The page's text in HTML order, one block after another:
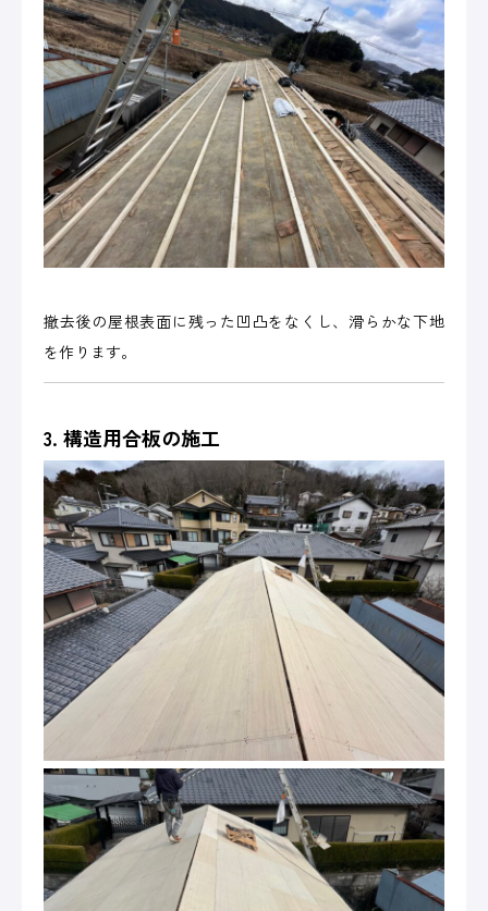
撤去後の屋根表面に残った凹凸をなくし、滑らかな下地
を作ります。
3. 構造用合板の施工